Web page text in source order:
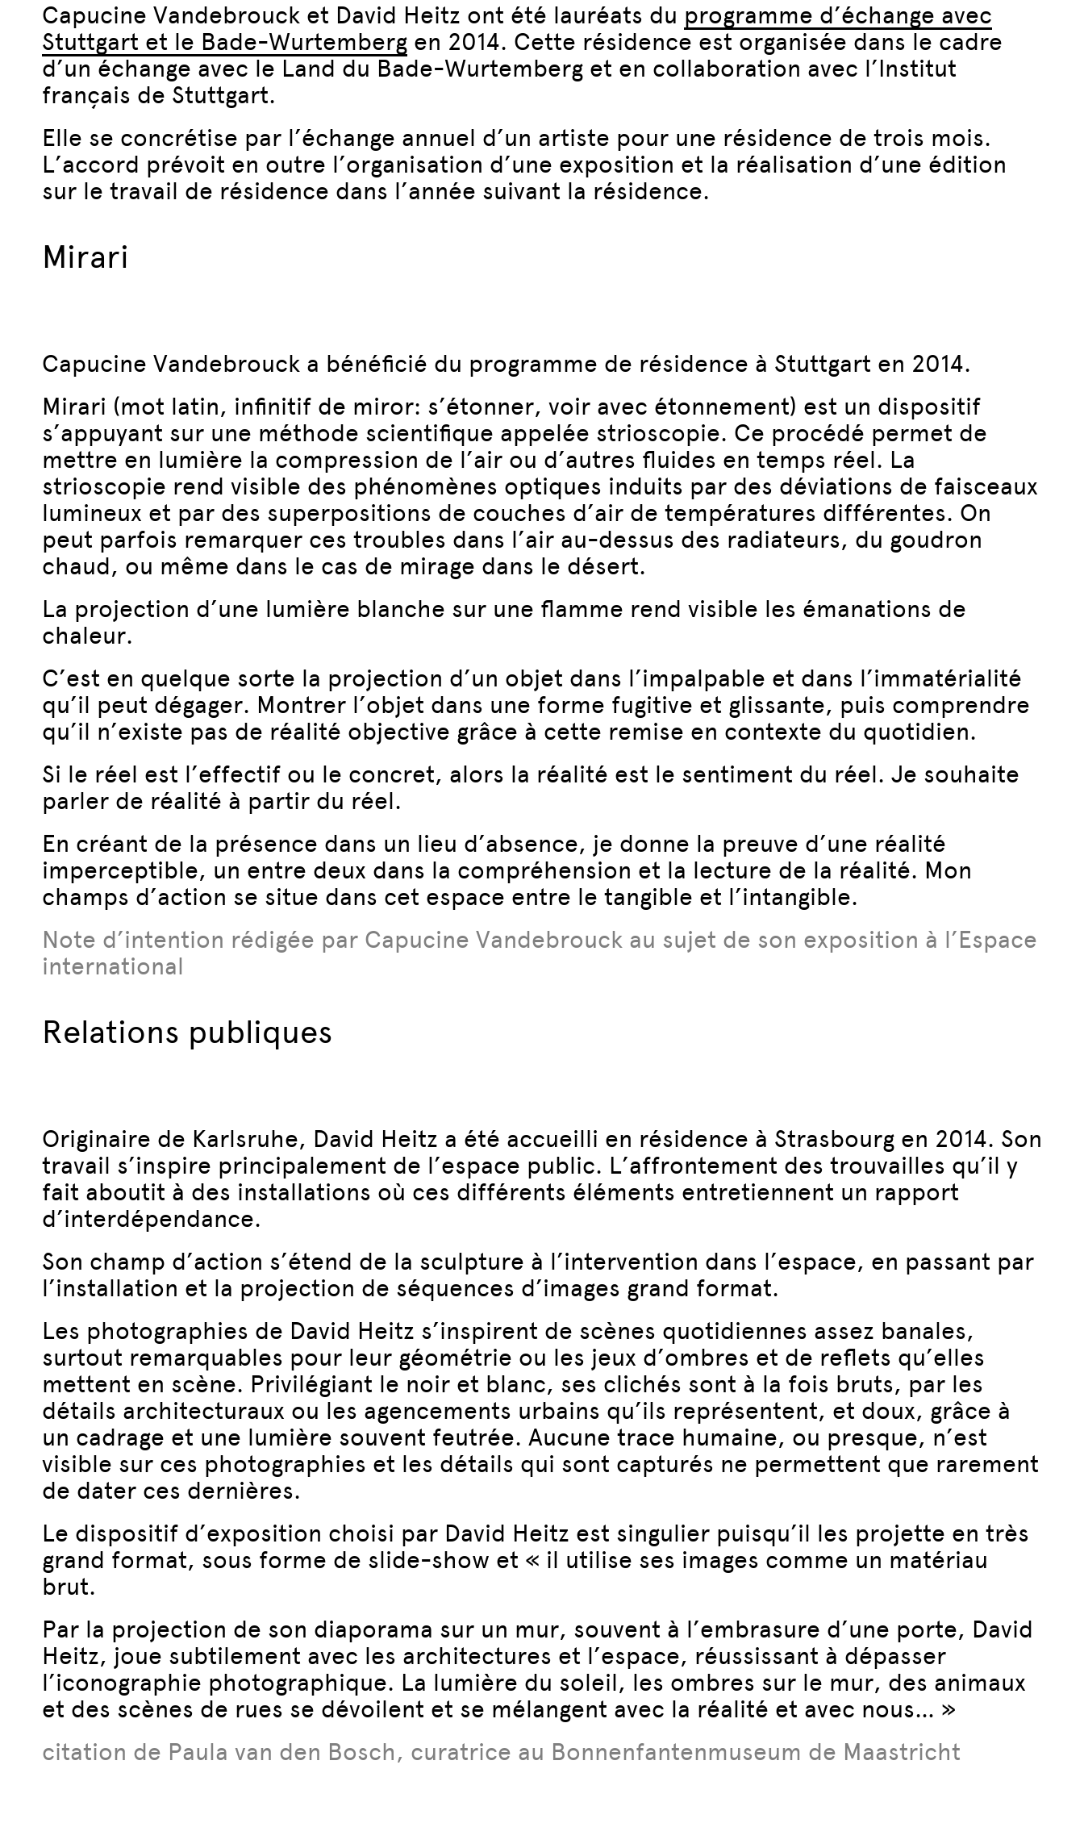
Capucine Vandebrouck et David Heitz ont été lauréats du programme d’échange avec
Stuttgart et le Bade-Wurtemberg en 2014. Cette résidence est organisée dans le cadre
d’un échange avec le Land du Bade-Wurtemberg et en collaboration avec l’Institut
français de Stuttgart.
Elle se concrétise par l’échange annuel d’un artiste pour une résidence de trois mois.
L’accord prévoit en outre l’organisation d’une exposition et la réalisation d’une édition
sur le travail de résidence dans l’année suivant la résidence.
Mirari
Capucine Vandebrouck a bénéficié du programme de résidence à Stuttgart en 2014.
Mirari (mot latin, infinitif de miror: s’étonner, voir avec étonnement) est un dispositif
s’appuyant sur une méthode scientifique appelée strioscopie. Ce procédé permet de
mettre en lumière la compression de l’air ou d’autres fluides en temps réel. La
strioscopie rend visible des phénomènes optiques induits par des déviations de faisceaux
lumineux et par des superpositions de couches d’air de températures différentes. On
peut parfois remarquer ces troubles dans l’air au-dessus des radiateurs, du goudron
chaud, ou même dans le cas de mirage dans le désert.
La projection d’une lumière blanche sur une flamme rend visible les émanations de
chaleur.
C’est en quelque sorte la projection d’un objet dans l’impalpable et dans l’immatérialité
qu’il peut dégager. Montrer l’objet dans une forme fugitive et glissante, puis comprendre
qu’il n’existe pas de réalité objective grâce à cette remise en contexte du quotidien.
Si le réel est l’effectif ou le concret, alors la réalité est le sentiment du réel. Je souhaite
parler de réalité à partir du réel.
En créant de la présence dans un lieu d’absence, je donne la preuve d’une réalité
imperceptible, un entre deux dans la compréhension et la lecture de la réalité. Mon
champs d’action se situe dans cet espace entre le tangible et l’intangible.
Note d’intention rédigée par Capucine Vandebrouck au sujet de son exposition à l’Espace
international
Relations publiques
Originaire de Karlsruhe, David Heitz a été accueilli en résidence à Strasbourg en 2014. Son
travail s’inspire principalement de l’espace public. L’affrontement des trouvailles qu’il y
fait aboutit à des installations où ces différents éléments entretiennent un rapport
d’interdépendance.
Son champ d’action s’étend de la sculpture à l’intervention dans l’espace, en passant par
l’installation et la projection de séquences d’images grand format.
Les photographies de David Heitz s’inspirent de scènes quotidiennes assez banales,
surtout remarquables pour leur géométrie ou les jeux d’ombres et de reflets qu’elles
mettent en scène. Privilégiant le noir et blanc, ses clichés sont à la fois bruts, par les
détails architecturaux ou les agencements urbains qu’ils représentent, et doux, grâce à
un cadrage et une lumière souvent feutrée. Aucune trace humaine, ou presque, n’est
visible sur ces photographies et les détails qui sont capturés ne permettent que rarement
de dater ces dernières.
Le dispositif d’exposition choisi par David Heitz est singulier puisqu’il les projette en très
grand format, sous forme de slide-show et « il utilise ses images comme un matériau
brut.
Par la projection de son diaporama sur un mur, souvent à l’embrasure d’une porte, David
Heitz, joue subtilement avec les architectures et l’espace, réussissant à dépasser
l’iconographie photographique. La lumière du soleil, les ombres sur le mur, des animaux
et des scènes de rues se dévoilent et se mélangent avec la réalité et avec nous… »
citation de Paula van den Bosch, curatrice au Bonnenfantenmuseum de Maastricht